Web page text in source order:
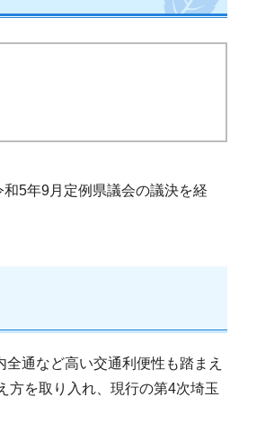
5年9月定例県議会の議決を経
通など高い交通利便性も踏まえ
方を取り入れ、現行の第4次埼玉